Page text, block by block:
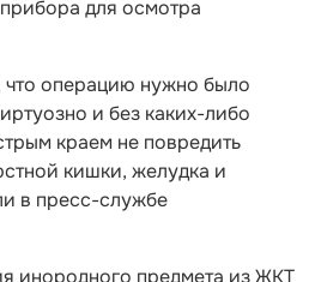
для осмотра
операцию нужно было
и без каких-либо
краем не повредить
кишки, желудка и
в пресс-службе
инородного предмета из ЖКТ